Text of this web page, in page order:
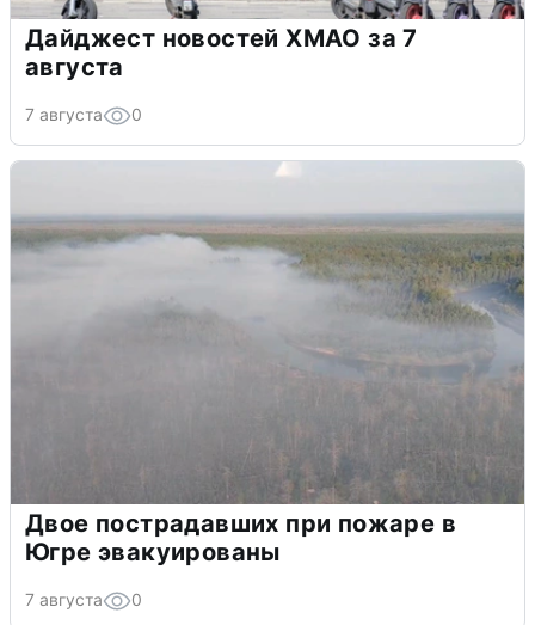
Дайджест новостей ХМАО за 7
августа
7 августа 0
Двое пострадавших при пожаре в
Югре эвакуированы
7 августа 0